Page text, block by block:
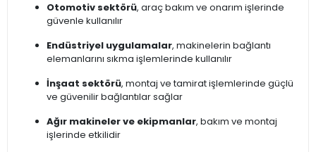
Otomotiv sektörü, araç bakım ve onarım işlerinde
güvenle kullanılır
Endüstriyel uygulamalar, makinelerin bağlantı
elemanlarını sıkma işlemlerinde kullanılır
İnşaat sektörü, montaj ve tamirat işlemlerinde güçlü
ve güvenilir bağlantılar sağlar
Ağır makineler ve ekipmanlar, bakım ve montaj
işlerinde etkilidir